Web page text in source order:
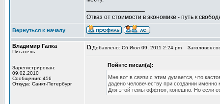
Отказ от стоимости в экономике - путь к
Вернуться к началу
Владимир Галка
Писатель
Зарегистрирован:
09.02.2010
Сообщения: 456
Откуда: Санкт-Петербург
Добавлено: Сб Июл 09, 2011 2:24 pm Заголовок
Пойнтс писал(а):
Мне вот в связи с этим думается, что
дадено человечеству при создании именно
Для этой темы оффтоп, конешно. Но если